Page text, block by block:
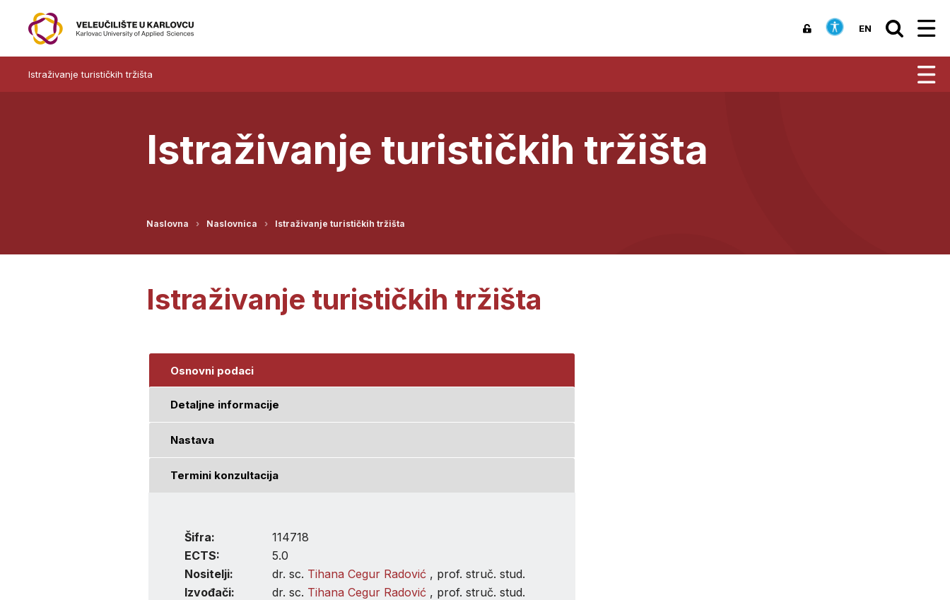
EN
Istraživanje turističkih tržišta
Istraživanje turističkih tržišta
Naslovna Naslovnica Istraživanje turističkih tržišta
Istraživanje turističkih tržišta
Osnovni podaci
Detaljne informacije
Nastava
Termini konzultacija
Šifra:
114718
ECTS:
5.0
Nositelji:
dr. sc. Tihana Cegur Radović , prof. struč. stud.
Izvođači:
dr. sc. Tihana Cegur Radović , prof. struč. stud.